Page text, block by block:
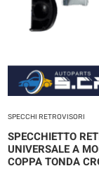
SPECCHI RETROVISORI
SPECCHIETTO
UNIVERSALE A
COPPA TONDA